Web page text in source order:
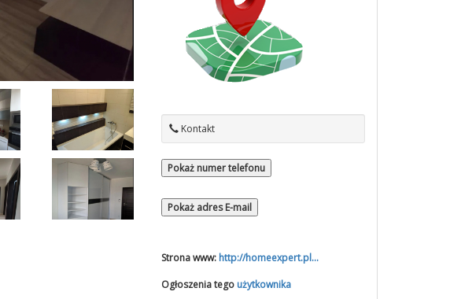
Kontakt
Pokaż numer telefonu
Pokaż adres E-mail
Strona www: http://homeexpert.pl...
Ogłoszenia tego użytkownika